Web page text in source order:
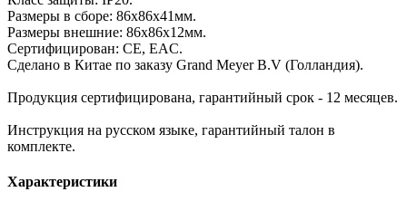
Размеры в сборе: 86х86х41мм.
Размеры внешние: 86х86х12мм.
Сертифицирован: CE, EAC.
Сделано в Китае по заказу Grand Meyer B.V (Голландия).
Продукция сертифицирована, гарантийный срок - 12 месяцев.
Инструкция на русском языке, гарантийный талон в
комплекте.
Характеристики